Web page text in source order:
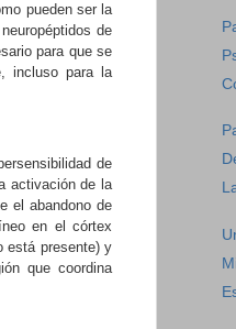
pueden ser la
de
para que se
incluso para la
de
activación de la
el abandono de
en el córtex
está presente) y
que coordina